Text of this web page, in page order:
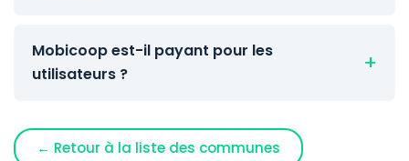
Mobicoop est-il payant pour les
utilisateurs ?
← Retour à la liste des communes